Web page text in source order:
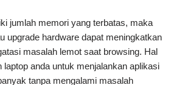
jumlah memori yang terbatas, maka
upgrade hardware dapat meningkatkan
masalah lemot saat browsing. Hal
laptop anda untuk menjalankan aplikasi
tanpa mengalami masalah